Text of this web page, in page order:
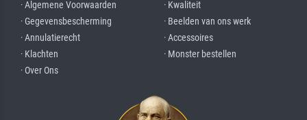
· Algemene Voorwaarden
· Gegevensbescherming
· Annulatierecht
· Klachten
· Over Ons
· Kwaliteit
· Beelden van ons werk
· Accessoires
· Monster bestellen